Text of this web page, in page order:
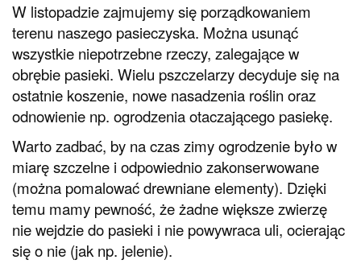
W listopadzie zajmujemy się porządkowaniem
terenu naszego pasieczyska. Można usunąć
wszystkie niepotrzebne rzeczy, zalegające w
obrębie pasieki. Wielu pszczelarzy decyduje się na
ostatnie koszenie, nowe nasadzenia roślin oraz
odnowienie np. ogrodzenia otaczającego pasiekę.
Warto zadbać, by na czas zimy ogrodzenie było w
miarę szczelne i odpowiednio zakonserwowane
(można pomalować drewniane elementy). Dzięki
temu mamy pewność, że żadne większe zwierzę
nie wejdzie do pasieki i nie powywraca uli, ocierając
się o nie (jak np. jelenie).